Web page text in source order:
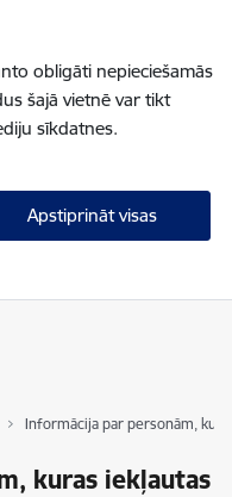
obligāti nepieciešamās
šajā vietnē var tikt
sīkdatnes.
Apstiprināt visas
Informācija par personām,
kuras iekļautas